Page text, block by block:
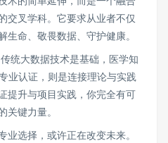
交叉学科。它要求从业者不仅
命、敬畏数据、守护健康。
统大数据技术是基础，医学知
业认证，则是连接理论与实践
提升与项目实践，你完全有可
关键力量。
业选择，或许正在改变未来。